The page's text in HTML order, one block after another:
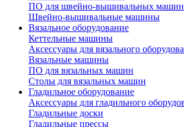
ПО для швейно-вышивальных машин
Швейно-вышивальные машины
Вязальное оборудование
Кеттельные машины
Аксессуары для вязального
Вязальные машины
ПО для вязальных машин
Столы для вязальных машин
Гладильное оборудование
Аксессуары для гладильного
Гладильные доски
Гладильные прессы